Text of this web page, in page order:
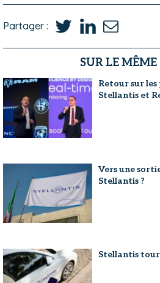
Partager :
SUR LE MÊME
Retour sur
Stellantis et
Vers une
Stellantis ?
Stellantis